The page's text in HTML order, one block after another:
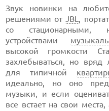
Звук новинки на
решениями отJBL ,
со стационарными,
устройствами
высокой громкости
захлебываться, но вряд
для типичной
идеально, но оно
музыки, и если
все встает на свои